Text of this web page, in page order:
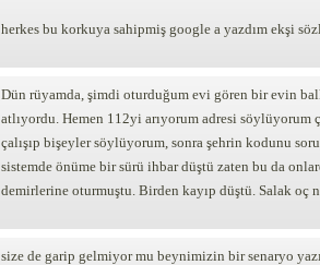
herkes bu korkuya sahipmiş google a yazdım ekşi
Dün rüyamda, şimdi oturduğum evi gören bir evin
atlıyordu. Hemen 112yi arıyorum adresi
çalışıp bişeyler söylüyorum, sonra şehrin kodunu
sistemde önüme bir sürü ihbar düştü zaten bu da
demirlerine oturmuştu. Birden kayıp düştü. Salak oç
size de garip gelmiyor mu beynimizin bir senaryo